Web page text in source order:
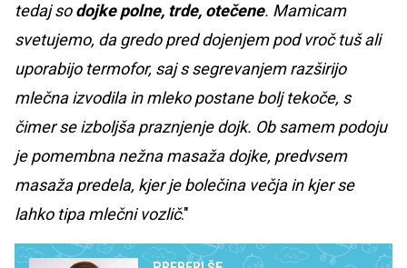
tedaj sodojke polne, trde, otečene. Mamicam
svetujemo, da gredo pred dojenjem pod vroč tuš ali
uporabijo termofor, saj s segrevanjem razširijo
mlečna izvodila in mleko postane bolj tekoče, s
čimer se izboljša praznjenje dojk. Ob samem podoju
je pomembna nežna masaža dojke, predvsem
masaža predela, kjer je bolečina večja in kjer se
lahko tipa mlečni vozlič."